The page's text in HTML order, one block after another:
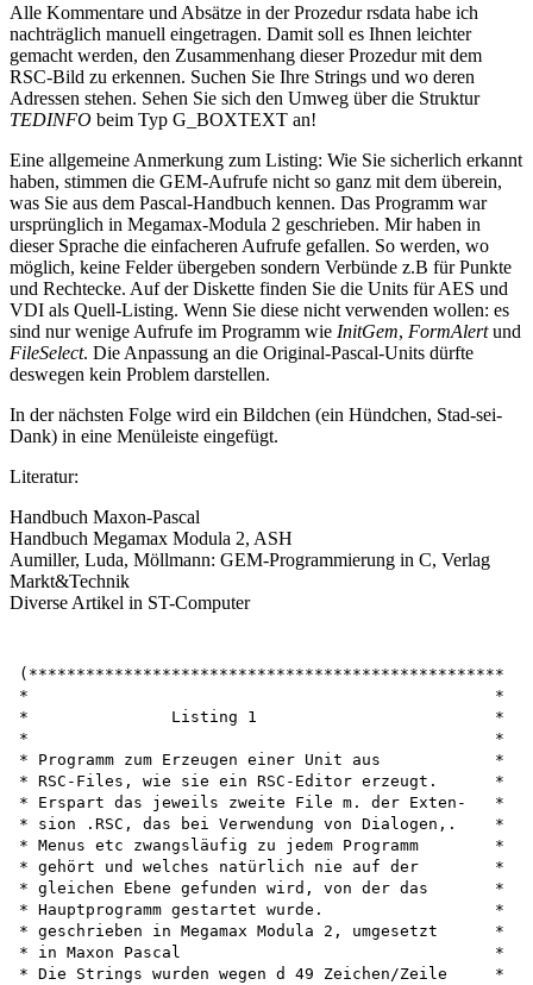
Alle Kommentare und Absätze in der Prozedur rsdata habe ich
nachträglich manuell eingetragen. Damit soll es Ihnen leichter
gemacht werden, den Zusammenhang dieser Prozedur mit dem
RSC-Bild zu erkennen. Suchen Sie Ihre Strings und wo deren
Adressen stehen. Sehen Sie sich den Umweg über die Struktur
TEDINFO beim Typ G_BOXTEXT an!
Eine allgemeine Anmerkung zum Listing: Wie Sie sicherlich erkannt
haben, stimmen die GEM-Aufrufe nicht so ganz mit dem überein,
was Sie aus dem Pascal-Handbuch kennen. Das Programm war
ursprünglich in Megamax-Modula 2 geschrieben. Mir haben in
dieser Sprache die einfacheren Aufrufe gefallen. So werden, wo
möglich, keine Felder übergeben sondern Verbünde z.B für Punkte
und Rechtecke. Auf der Diskette finden Sie die Units für AES und
VDI als Quell-Listing. Wenn Sie diese nicht verwenden wollen: es
sind nur wenige Aufrufe im Programm wie InitGem, FormAlertund
FileSelect. Die Anpassung an die Original-Pascal-Units dürfte
deswegen kein Problem darstellen.
In der nächsten Folge wird ein Bildchen (ein Hündchen, Stad-sei-
Dank) in eine Menüleiste eingefügt.
Literatur:
Handbuch Maxon-Pascal
Handbuch Megamax Modula 2, ASH
Aumiller, Luda, Möllmann: GEM-Programmierung in C, Verlag
Markt&Technik
Diverse Artikel in ST-Computer